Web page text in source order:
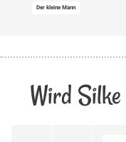
Der kleine Mann
Wird